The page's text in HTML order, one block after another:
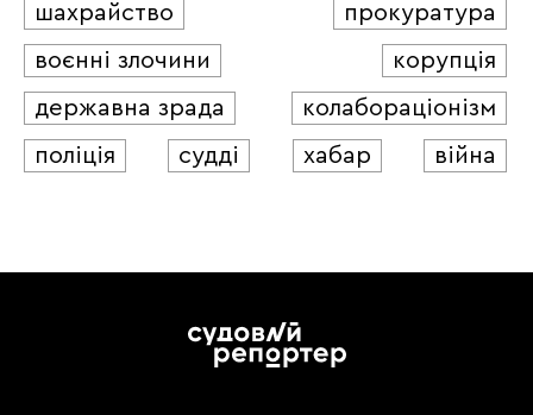
шахрайство
прокуратура
воєнні злочини
корупція
державна зрада
колабораціонізм
поліція
судді хабар війна